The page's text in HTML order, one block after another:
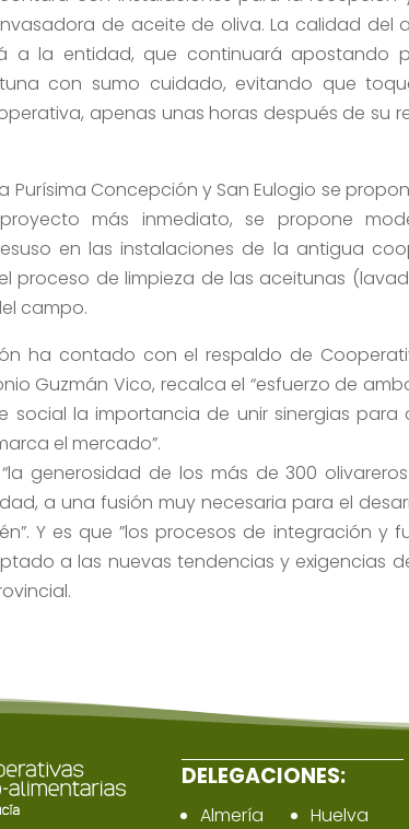
de aceite de oliva. La calidad del
a la entidad, que continuará apostando
con sumo cuidado, evitando que
apenas unas horas después de su
Purísima Concepción y San Eulogio se
más inmediato, se propone
en las instalaciones de la antigua
proceso de limpieza de las aceitunas
campo.
ha contado con el respaldo de
Guzmán Vico, recalca el “esfuerzo de
social la importancia de unir sinergias para
el mercado”.
generosidad de los más de 300
a una fusión muy necesaria para el
Y es que ”los procesos de integración y
a las nuevas tendencias y exigencias
DELEGACIONES:
Almería
Huelva